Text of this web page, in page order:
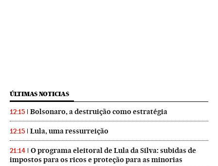
ÚLTIMAS NOTICIAS
12:15 Bolsonaro, a destruição como estratégia
12:15 Lula, uma ressurreição
21:14
O programa eleitoral de Lula da Silva: subidas de
impostos para os ricos e proteção para as minorias